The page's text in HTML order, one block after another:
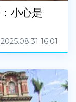
小心是
2025.08.31 16:01